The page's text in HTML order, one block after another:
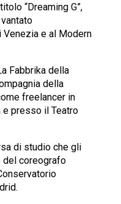
“Dreaming G”,
e al Modern
Fabbrika della
della
freelancer in
e presso il Teatro
di studio che gli
del coreografo